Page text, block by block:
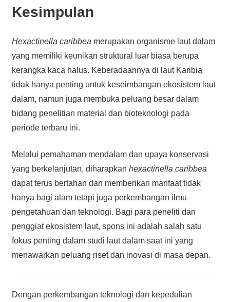
Kesimpulan
Hexactinella caribbea merupakan organisme laut dalam
yang memiliki keunikan struktural luar biasa berupa
kerangka kaca halus. Keberadaannya di laut Karibia
tidak hanya penting untuk keseimbangan ekosistem laut
dalam, namun juga membuka peluang besar dalam
bidang penelitian material dan bioteknologi pada
periode terbaru ini.
Melalui pemahaman mendalam dan upaya konservasi
yang berkelanjutan, diharapkan hexactinella caribbea
dapat terus bertahan dan memberikan manfaat tidak
hanya bagi alam tetapi juga perkembangan ilmu
pengetahuan dan teknologi. Bagi para peneliti dan
penggiat ekosistem laut, spons ini adalah salah satu
fokus penting dalam studi laut dalam saat ini yang
menawarkan peluang riset dan inovasi di masa depan.
Dengan perkembangan teknologi dan kepedulian